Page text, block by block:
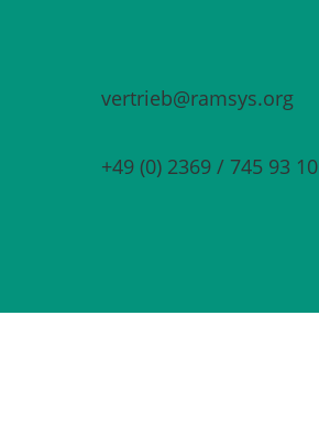
vertrieb@ramsys.org
+49 (0) 2369 / 745 93 10